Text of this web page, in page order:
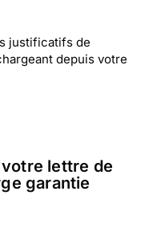
justificatifs de
depuis votre
lettre de
garantie